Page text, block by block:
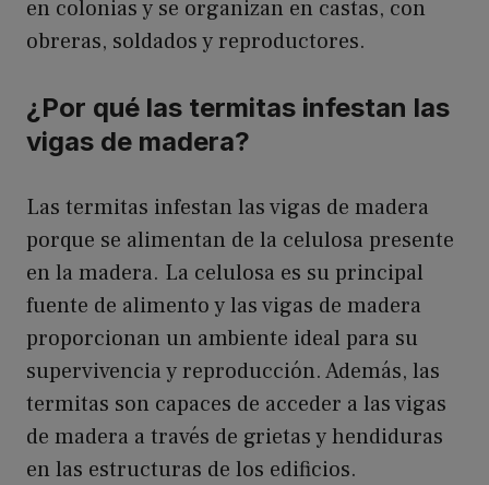
en colonias y se organizan en castas, con
obreras, soldados y reproductores.
¿Por qué las termitas infestan las
vigas de madera?
Las termitas infestan las vigas de madera
porque se alimentan de la celulosa presente
en la madera. La celulosa es su principal
fuente de alimento y las vigas de madera
proporcionan un ambiente ideal para su
supervivencia y reproducción. Además, las
termitas son capaces de acceder a las vigas
de madera a través de grietas y hendiduras
en las estructuras de los edificios.